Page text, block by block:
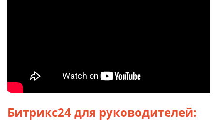
Битрикс24 для руководителей: